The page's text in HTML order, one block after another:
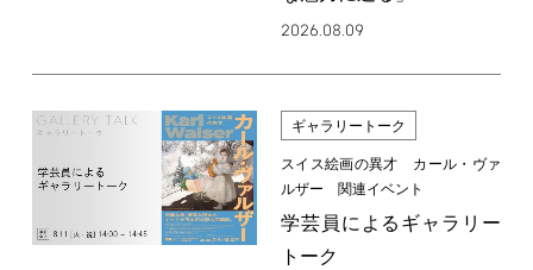
2026.08.09
ギャラリートーク
スイス絵画の異才 カール・ヴァ
ルザー 関連イベント
学芸員によるギャラリー
トーク